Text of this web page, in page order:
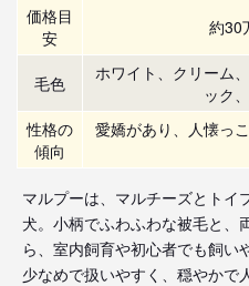
価格目
安
約30
毛色
ホワイト、クリーム
ック
性格の
傾向
愛嬌があり、人懐っ
マルプーは、マルチーズとトイ
犬。小柄でふわふわな被毛と、
ら、室内飼育や初心者でも飼い
少なめで扱いやすく、穏やかで